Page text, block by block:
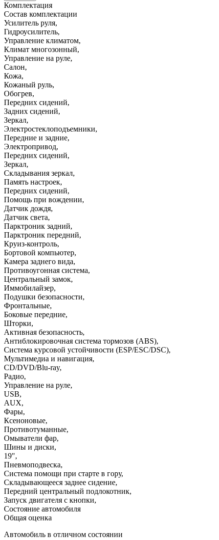
Комплектация
Состав комплектации
Усилитель руля,
Гидроусилитель,
Управление климатом,
Климат многозонный,
Управление на руле,
Салон,
Кожа,
Кожаный руль,
Обогрев,
Передних сидений,
Задних сидений,
Зеркал,
Электростеклоподъемники,
Передние и задние,
Электропривод,
Передних сидений,
Зеркал,
Складывания зеркал,
Память настроек,
Передних сидений,
Помощь при вождении,
Датчик дождя,
Датчик света,
Парктроник задний,
Парктроник передний,
Круиз-контроль,
Бортовой компьютер,
Камера заднего вида,
Противоугонная система,
Центральный замок,
Иммобилайзер,
Подушки безопасности,
Фронтальные,
Боковые передние,
Шторки,
Активная безопасность,
Антиблокировочная система тормозов (ABS),
Система курсовой устойчивости (ESP/ESC/DSC),
Мультимедиа и навигация,
CD/DVD/Blu-ray,
Радио,
Управление на руле,
USB,
AUX,
Фары,
Ксеноновые,
Противотуманные,
Омыватели фар,
Шины и диски,
19",
Пневмоподвеска,
Система помощи при старте в гору,
Складывающееся заднее сидение,
Передний центральный подлокотник,
Запуск двигателя с кнопки,
Состояние автомобиля
Общая оценка
Автомобиль в отличном состоянии